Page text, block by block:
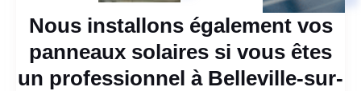
Nous installons également vos
panneaux solaires si vous êtes
un professionnel à Belleville-sur-